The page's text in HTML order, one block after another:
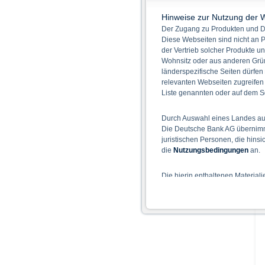
Hinweise zur Nutzung der
Der Zugang zu Produkten und
Diese Webseiten sind nicht an
der Vertrieb solcher Produkte
Wohnsitz oder aus anderen
länderspezifische Seiten
relevanten Webseiten
Liste genannten oder auf dem
Durch Auswahl eines Landes
Die Deutsche Bank AG
juristischen Personen, die
die Nutzungsbedingungen an.
Die hierin enthaltenen
Der Zugang zu auf diesen
Hinweise für die Nutzung
Die auf der X-markets
einschließlich der Risiken sind
Bedingungen) zu entnehmen.